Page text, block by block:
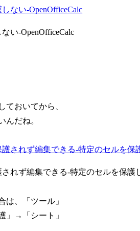
い-OpenOfficeCalc
ておいてから、
んだね。
れず編集できる-特定のセルを保護
は、「ツール」
」→「シート」